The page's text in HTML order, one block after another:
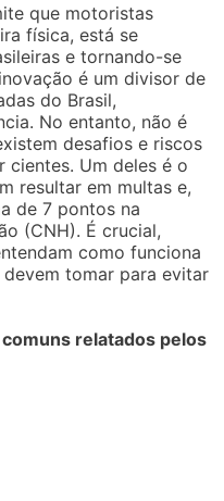
que motoristas
física, está se
e tornando-se
é um divisor de
do Brasil,
No entanto, não é
desafios e riscos
cientes. Um deles é o
resultar em multas e,
de 7 pontos na
(CNH). É crucial,
como funciona
tomar para evitar
relatados pelos